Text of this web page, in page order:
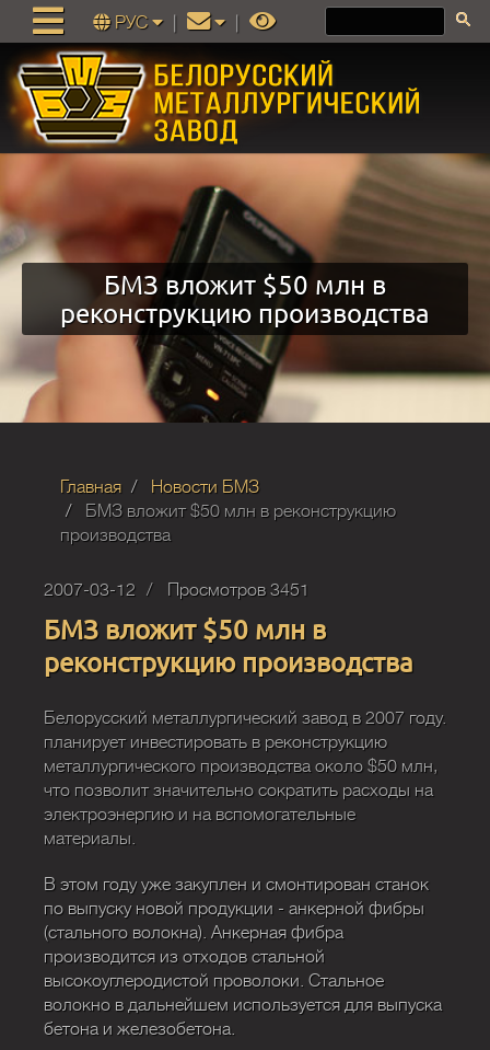
РУС
БМЗ вложит $50 млн в
реконструкцию производства
Главная
Новости БМЗ
БМЗ вложит $50 млн в реконструкцию
производства
2007-03-12 Просмотров 3451
БМЗ вложит $50 млн в
реконструкцию производства
Белорусский металлургический завод в 2007 году.
планирует инвестировать в реконструкцию
металлургического производства около $50 млн,
что позволит значительно сократить расходы на
электроэнергию и на вспомогательные
материалы.
В этом году уже закуплен и смонтирован станок
по выпуску новой продукции - анкерной фибры
(стального волокна). Анкерная фибра
производится из отходов стальной
высокоуглеродистой проволоки. Стальное
волокно в дальнейшем используется для выпуска
бетона и железобетона.